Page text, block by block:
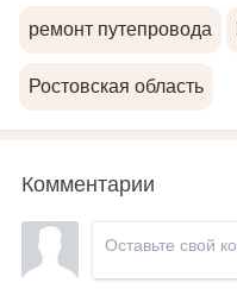
ремонт путепровода
Ростовская область
Комментарии